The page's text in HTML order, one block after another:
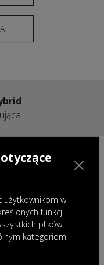
1.5 T-GDI
pracę napędu
i
osiągi przy niskim
samoładujących
użytkownikom w
funkcji.
plików
kategoriom